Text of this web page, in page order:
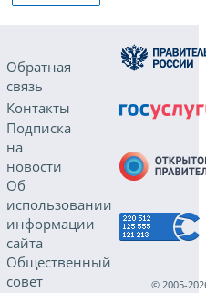
Обратная
связь
Контакты
Подписка
на
новости
Об
использовании
информации
сайта
Общественный
совет
© 2005-